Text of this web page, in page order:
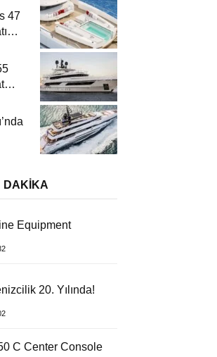
47
DAKİKA
Equipment
20. Yılında!
C Center Console